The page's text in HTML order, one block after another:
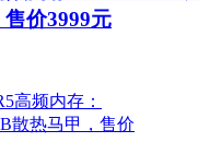
价3999元